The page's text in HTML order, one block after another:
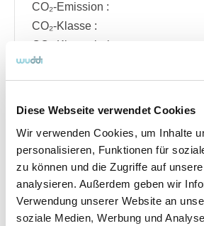
Diese Webseite verwendet Cookies
Wir verwenden Cookies, um Inhalte
personalisieren, Funktionen für
zu können und die Zugriffe auf
analysieren. Außerdem geben wir
Verwendung unserer Website an
soziale Medien, Werbung und
CO₂-Emission :
CO₂-Klasse :
CO₂-Klasse bei
entladener Batterie :
Fahrzeugdetails
Angebotsnummer
Ausstattungslinie
Verfügbar ab